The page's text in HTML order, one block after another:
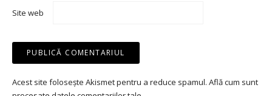
Site web
Acest site folosește Akismet pentru a reduce spamul. Află cum sunt